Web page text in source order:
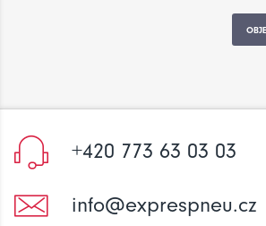
+420 773 63 03 03
info@exprespneu.cz